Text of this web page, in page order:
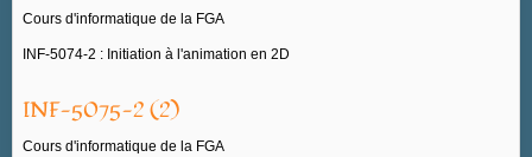
Cours d'informatique de la FGA
INF-5074-2 : Initiation à l'animation en 2D
INF-5075-2 (2)
Cours d'informatique de la FGA